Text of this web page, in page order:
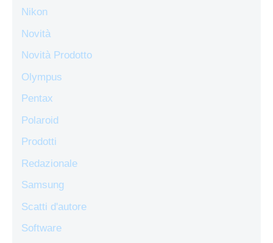
Nikon
Novità
Novità Prodotto
Olympus
Pentax
Polaroid
Prodotti
Redazionale
Samsung
Scatti d'autore
Software